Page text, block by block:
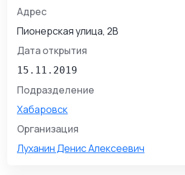
Адрес
Пионерская улица, 2В
Дата открытия
15.11.2019
Подразделение
Хабаровск
Организация
Луханин Денис Алексеевич